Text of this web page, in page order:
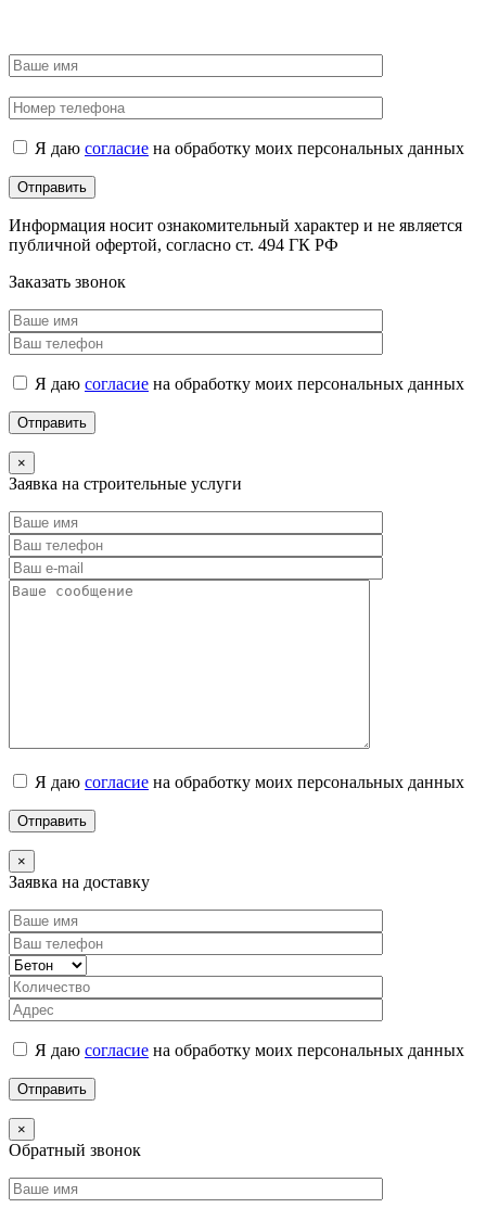
Я даю согласие на обработку моих персональных данных
Информация носит ознакомительный характер и не является
публичной офертой, согласно ст. 494 ГК РФ
Заказать звонок
Я даю согласие на обработку моих персональных данных
×
Заявка на строительные услуги
Я даю согласие на обработку моих персональных данных
×
Заявка на доставку
Я даю согласие на обработку моих персональных данных
×
Обратный звонок